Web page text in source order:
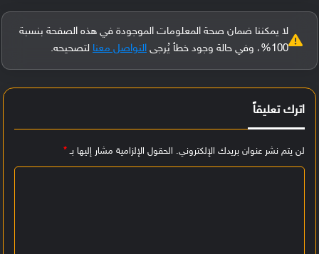
لا يمكننا ضمان صحة المعلومات الموجودة في هذه الصفحة بنسبة
100%، وفي حالة وجود خطأ يُرجى
التواصل معنا لتصحيحه.
اترك تعليقاً
لن يتم نشر عنوان بريدك الإلكتروني. الحقول الإلزامية مشار إليها بـ*